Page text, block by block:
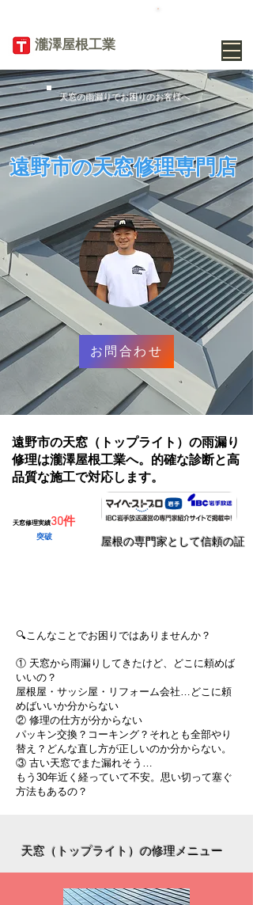
​瀧澤屋根工業
天窓の雨漏りでお困りのお客様へ
遠野市の天窓修理専門店
お問合わせ
遠野市の天窓（トップライト）の雨漏り
修理は瀧澤屋根工業へ。的確な診断と高
品質な施工で対応します。
天窓修理実績30件
突破 ​屋根の専門家として信頼の証
🔍こんなことでお困りではありませんか？
① 天窓から雨漏りしてきたけど、どこに頼めば
いいの？
屋根屋・サッシ屋・リフォーム会社…どこに頼
めばいいか分からない
② 修理の仕方が分からない
パッキン交換？コーキング？それとも全部やり
替え？どんな直し方が正しいのか分からない。
③ 古い天窓でまた漏れそう…
もう30年近く経っていて不安。思い切って塞ぐ
方法もあるの？
天窓（トップライト）の修理メニュー